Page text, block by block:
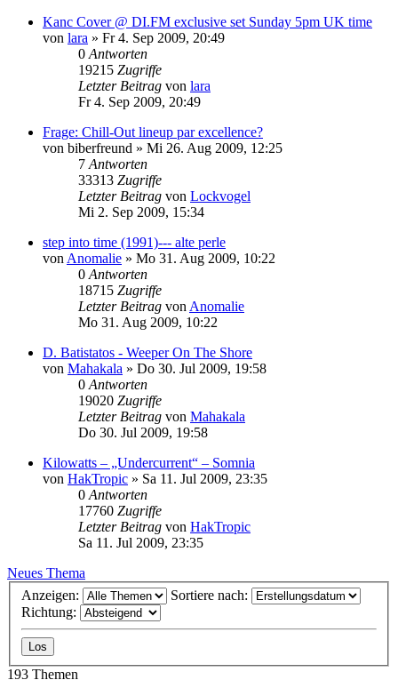
Kanc Cover @ DI.FM exclusive set Sunday 5pm UK time
von lara » Fr 4. Sep 2009, 20:49
0 Antworten
19215 Zugriffe
Letzter Beitrag von lara
Fr 4. Sep 2009, 20:49
Frage: Chill-Out lineup par excellence?
von biberfreund » Mi 26. Aug 2009, 12:25
7 Antworten
33313 Zugriffe
Letzter Beitrag von Lockvogel
Mi 2. Sep 2009, 15:34
step into time (1991)--- alte perle
von Anomalie » Mo 31. Aug 2009, 10:22
0 Antworten
18715 Zugriffe
Letzter Beitrag von Anomalie
Mo 31. Aug 2009, 10:22
D. Batistatos - Weeper On The Shore
von Mahakala » Do 30. Jul 2009, 19:58
0 Antworten
19020 Zugriffe
Letzter Beitrag von Mahakala
Do 30. Jul 2009, 19:58
Kilowatts – „Undercurrent“ – Somnia
von HakTropic » Sa 11. Jul 2009, 23:35
0 Antworten
17760 Zugriffe
Letzter Beitrag von HakTropic
Sa 11. Jul 2009, 23:35
Neues Thema
Anzeigen:
Sortiere nach:
Richtung:
193 Themen